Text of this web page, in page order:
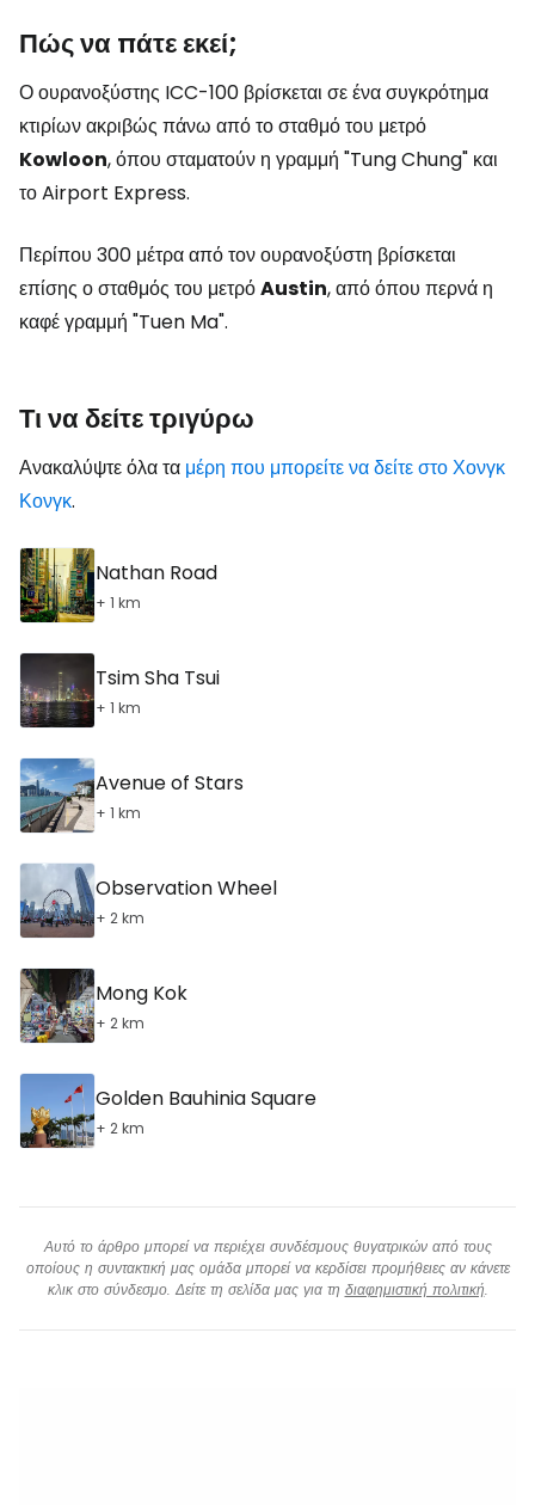
Πώς να πάτε εκεί;
Ο ουρανοξύστης ICC-100 βρίσκεται σε ένα συγκρότημα
κτιρίων ακριβώς πάνω από το σταθμό του μετρό
Kowloon, όπου σταματούν η γραμμή "Tung Chung" και
το Airport Express.
Περίπου 300 μέτρα από τον ουρανοξύστη βρίσκεται
επίσης ο σταθμός του μετρόAustin, από όπου περνά η
καφέ γραμμή "Tuen Ma".
Τι να δείτε τριγύρω
Ανακαλύψτε όλα τα μέρη που μπορείτε να δείτε στο Χονγκ
Κονγκ.
Nathan Road
+ 1 km
Tsim Sha Tsui
+ 1 km
Avenue of Stars
+ 1 km
Observation Wheel
+ 2 km
Mong Kok
+ 2 km
Golden Bauhinia Square
+ 2 km
Αυτό το άρθρο μπορεί να περιέχει συνδέσμους θυγατρικών από τους
οποίους η συντακτική μας ομάδα μπορεί να κερδίσει προμήθειες αν κάνετε
κλικ στο σύνδεσμο. Δείτε τη σελίδα μας για τη διαφημιστική πολιτική.